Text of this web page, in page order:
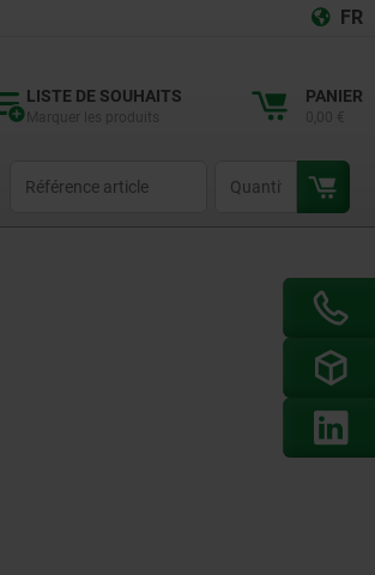
FR
LISTE DE SOUHAITS PANIER